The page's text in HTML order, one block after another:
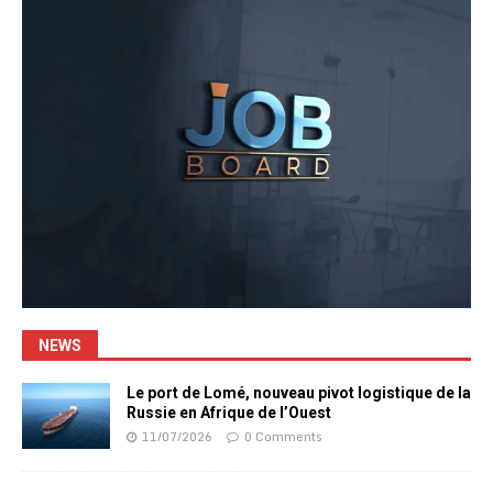
NEWS
Le port de Lomé, nouveau pivot logistique de la
Russie en Afrique de l’Ouest
11/07/2026 0 Comments